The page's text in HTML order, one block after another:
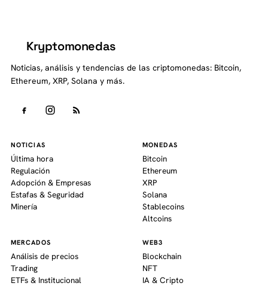
Kryptomonedas
Noticias, análisis y tendencias de las criptomonedas: Bitcoin,
Ethereum, XRP, Solana y más.
NOTICIAS
Última hora
Regulación
Adopción & Empresas
Estafas & Seguridad
Minería
MONEDAS
Bitcoin
Ethereum
XRP
Solana
Stablecoins
Altcoins
MERCADOS
Análisis de precios
Trading
ETFs & Institucional
WEB3
Blockchain
NFT
IA & Cripto